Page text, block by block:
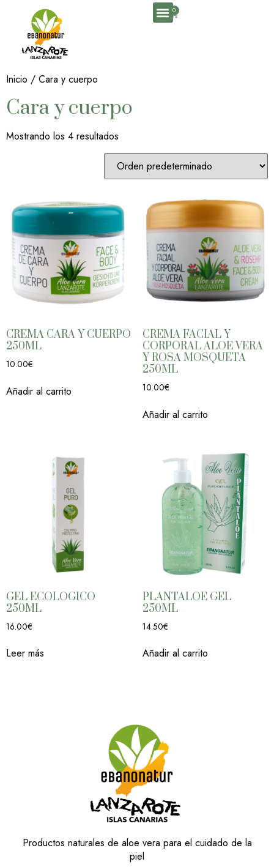
0
Inicio / Cara y cuerpo
Cara y cuerpo
Mostrando los 4 resultados
CREMA CARA Y CUERPO
250ML
10.00€
Añadir al carrito
CREMA FACIAL Y
CORPORAL ALOE VERA
Y ROSA MOSQUETA
250ML
10.00€
Añadir al carrito
GEL ECOLOGICO
250ML
16.00€
Leer más
PLANTALOE GEL
250ML
14.50€
Añadir al carrito
Productos naturales de aloe vera para el cuidado de la
piel